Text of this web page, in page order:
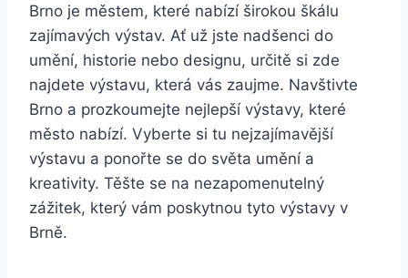
Brno je městem, které nabízí širokou škálu
zajímavých výstav. Ať už jste nadšenci do
umění, historie nebo designu, určitě si zde
najdete výstavu, která vás zaujme. Navštivte
Brno a prozkoumejte nejlepší výstavy, které
město nabízí. Vyberte si tu nejzajímavější
výstavu a ponořte se do světa umění a
kreativity. Těšte se na nezapomenutelný
zážitek, který vám poskytnou tyto výstavy v
Brně.